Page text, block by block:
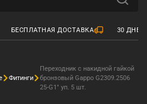
БЕСПЛАТНАЯ ДОСТАВКА 30
Фитинги
Переходник с накидной гайкой
бронзовый Gappo G2309.2506
25-G1" уп. 5 шт.